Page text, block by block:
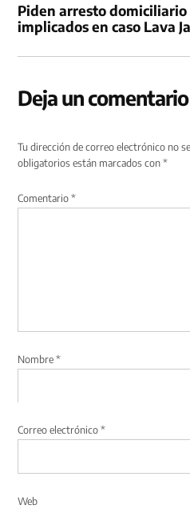
Piden arresto
implicados en caso Lava
Deja un comentario
Tu dirección de correo electrónico no
obligatorios están marcados con*
Comentario*
Nombre*
Correo electrónico*
Web